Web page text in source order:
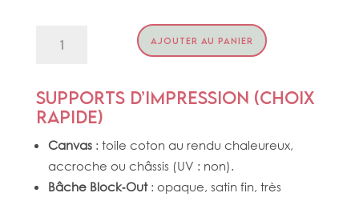
ORCHIDS
AJOUTER AU PANIER
Supports d’impression (choix
rapide)
Canvas: toile coton au rendu chaleureux,
accroche ou châssis (UV : non).
Bâche Block‑Out: opaque, satin fin, très